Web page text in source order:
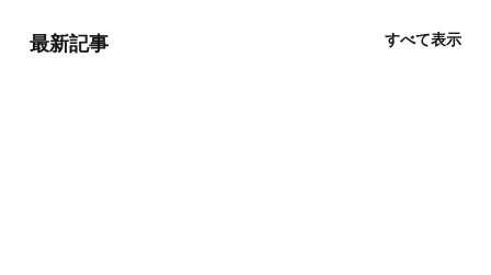
最新記事 すべて表示